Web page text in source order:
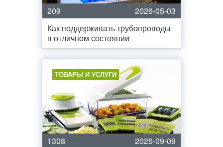
209
2026-05-03
Как поддерживать трубопроводы
в отличном состоянии
ТОВАРЫ И УСЛУГИ
1308
2025-09-09